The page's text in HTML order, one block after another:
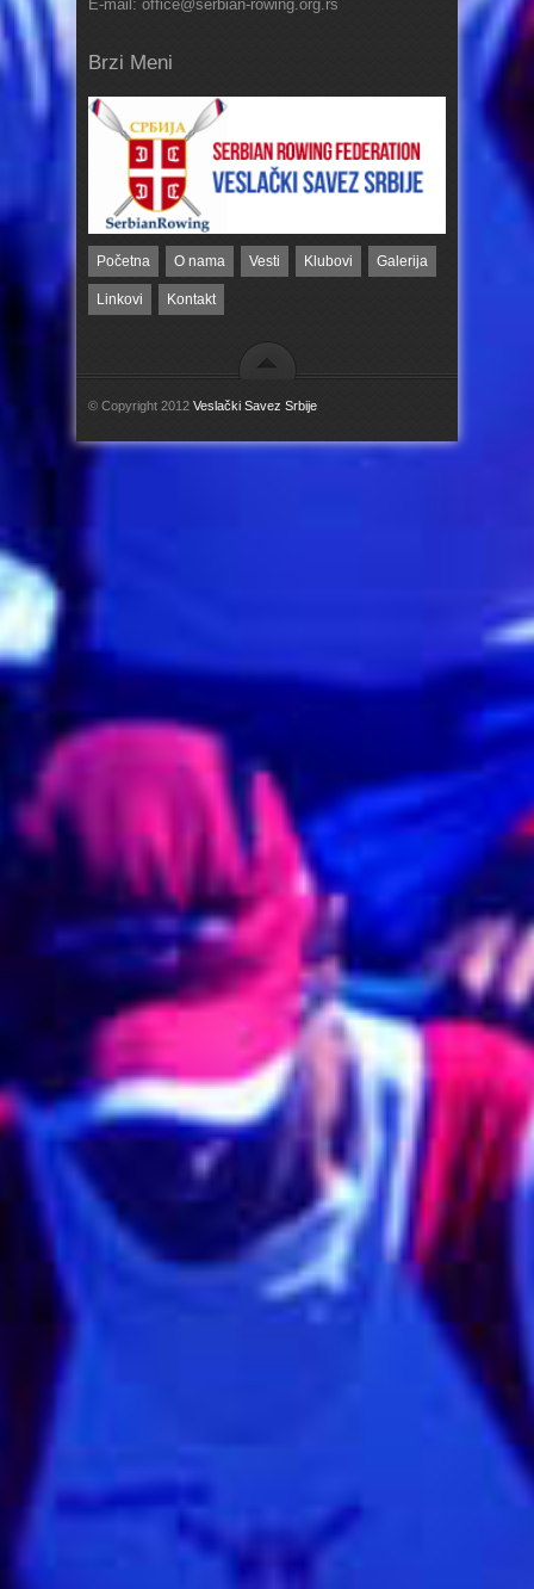
E-mail: office@serbian-rowing.org.rs
Brzi Meni
Početna O nama Vesti Klubovi Galerija
Linkovi Kontakt
© Copyright 2012 Veslački Savez Srbije